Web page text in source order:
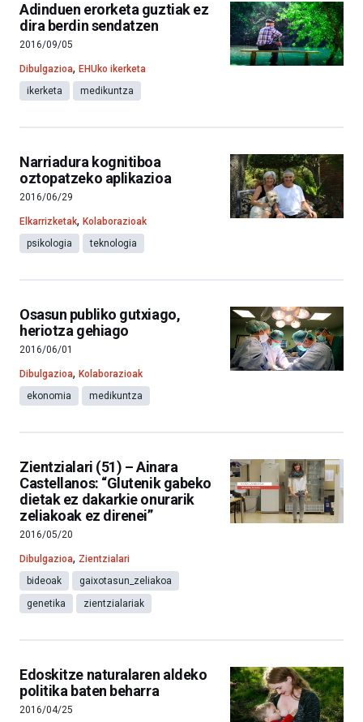
Adinduen erorketa guztiak ez
dira berdin sendatzen
2016/09/05
Dibulgazioa, EHUko ikerketa
ikerketa
medikuntza
Narriadura kognitiboa
oztopatzeko aplikazioa
2016/06/29
Elkarrizketak, Kolaborazioak
psikologia
teknologia
Osasun publiko gutxiago,
heriotza gehiago
2016/06/01
Dibulgazioa, Kolaborazioak
ekonomia
medikuntza
Zientzialari (51) – Ainara
Castellanos: “Glutenik gabeko
dietak ez dakarkie onurarik
zeliakoak ez direnei”
2016/05/20
Dibulgazioa, Zientzialari
bideoak
gaixotasun_zeliakoa
genetika
zientzialariak
Edoskitze naturalaren aldeko
politika baten beharra
2016/04/25